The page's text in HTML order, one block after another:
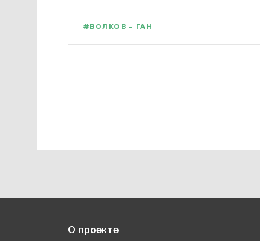
#ВОЛКОВ – ГАН
О проекте